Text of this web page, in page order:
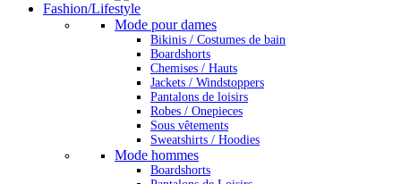
Fashion/Lifestyle
Mode pour dames
Bikinis / Costumes de bain
Boardshorts
Chemises / Hauts
Jackets / Windstoppers
Pantalons de loisirs
Robes / Onepieces
Sous vêtements
Sweatshirts / Hoodies
Mode hommes
Boardshorts